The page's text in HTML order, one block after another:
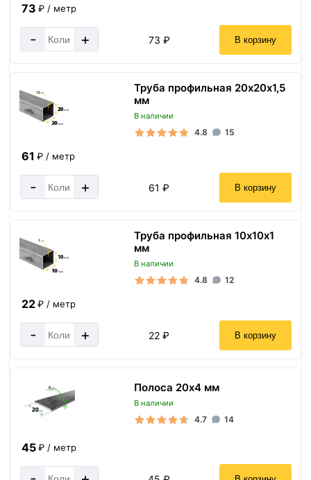
73 ₽ / метр
- + 73 ₽ В корзину
Труба профильная 20х20х1,5
мм
В наличии
4.8 15
61 ₽ / метр
- + 61 ₽ В корзину
Труба профильная 10х10х1
мм
В наличии
4.8 12
22₽ / метр
- + 22 ₽ В корзину
Полоса 20х4 мм
В наличии
4.7 14
45₽ / метр